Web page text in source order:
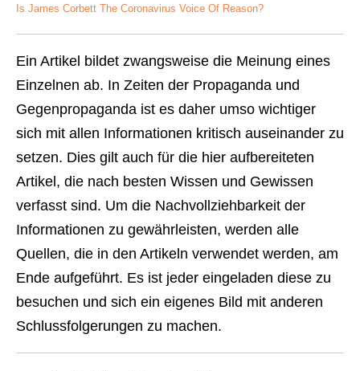
Is James Corbett The Coronavirus Voice Of Reason?
Ein Artikel bildet zwangsweise die Meinung eines
Einzelnen ab. In Zeiten der Propaganda und
Gegenpropaganda ist es daher umso wichtiger
sich mit allen Informationen kritisch auseinander zu
setzen. Dies gilt auch für die hier aufbereiteten
Artikel, die nach besten Wissen und Gewissen
verfasst sind. Um die Nachvollziehbarkeit der
Informationen zu gewährleisten, werden alle
Quellen, die in den Artikeln verwendet werden, am
Ende aufgeführt. Es ist jeder eingeladen diese zu
besuchen und sich ein eigenes Bild mit anderen
Schlussfolgerungen zu machen.